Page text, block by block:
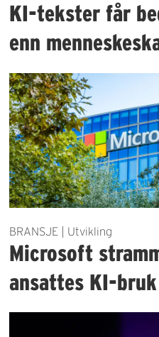
KI-tekster får
enn
BRANSJE | Utvikling
Microsoft
ansattes KI-bruk